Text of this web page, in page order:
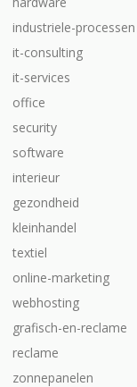
industriele-processen
it-consulting
it-services
office
security
software
interieur
gezondheid
kleinhandel
textiel
online-marketing
webhosting
grafisch-en-reclame
reclame
zonnepanelen